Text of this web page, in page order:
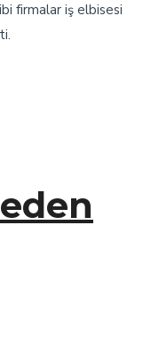
firmalar iş elbisesi